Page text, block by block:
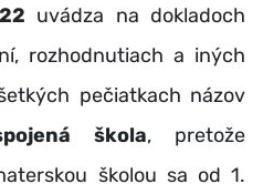
uvádza na dokladoch
rozhodnutiach a iných
pečiatkach názov
škola, pretože
školou sa od 1.